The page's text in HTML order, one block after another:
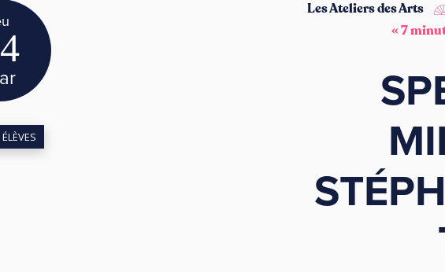
Les Ateliers des Arts
« 7